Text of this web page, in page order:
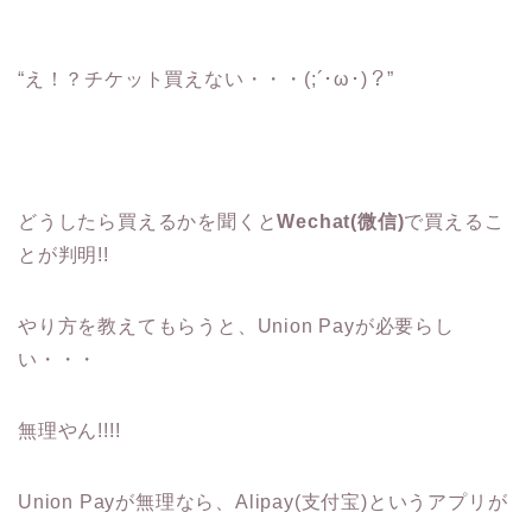
“え！？チケット買えない・・・(;´･ω･)？”
どうしたら買えるかを聞くとWechat(微信)で買えるこ
とが判明!!
やり方を教えてもらうと、Union Payが必要らし
い・・・
無理やん!!!!
Union Payが無理なら、Alipay(支付宝)というアプリが